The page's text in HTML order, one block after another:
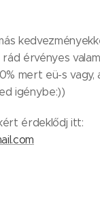
érvényes
mert eü-s vagy,
igénybe:))
érdeklődj itt: